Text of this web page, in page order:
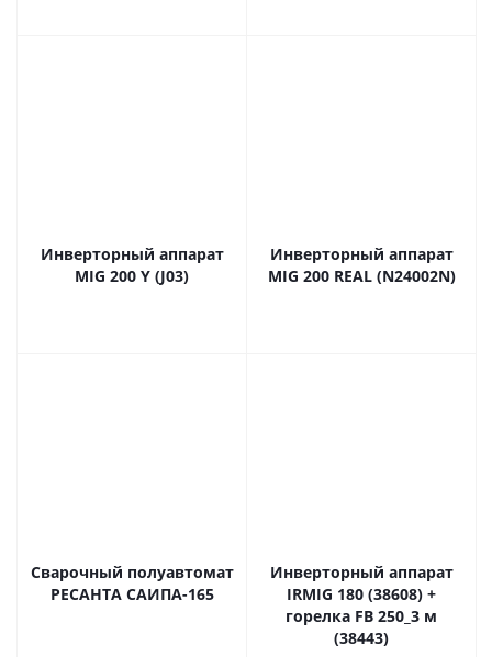
Инверторный аппарат
MIG 200 Y (J03)
Инверторный аппарат
MIG 200 REAL (N24002N)
Сварочный полуавтомат
РЕСАНТА САИПА-165
Инверторный аппарат
IRMIG 180 (38608) +
горелка FB 250_3 м
(38443)